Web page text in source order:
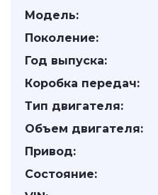
Модель:
Поколение:
Год выпуска:
Коробка передач:
Тип двигателя:
Объем двигателя:
Привод:
Состояние: